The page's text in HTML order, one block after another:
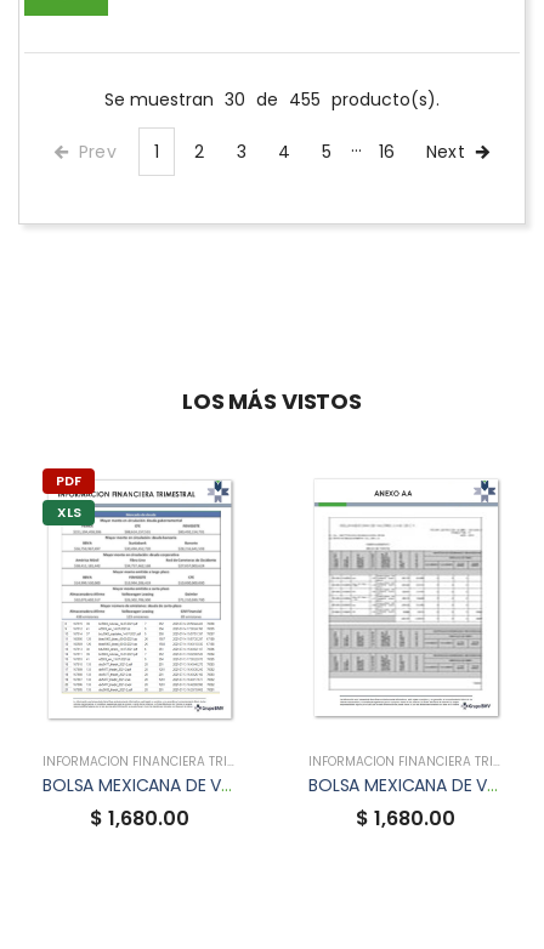
Se muestran 30 de 455 producto(s).
Prev 1 2 3 4 5 16 Next
LOS MÁS VISTOS
PDF
XLS
INFORMACIÓN FINANCIERA TRIMESTRAL
BOLSA MEXICANA DE VALORES INFORMACIÓN FINANCIERA TRIMESTRAL DE AGSACB
$ 1,680.00
INFORMACIÓN FINANCIERA TRIMESTRAL
BOLSA MEXICANA DE VALORES ANEXO AA DE DANHOS
$ 1,680.00